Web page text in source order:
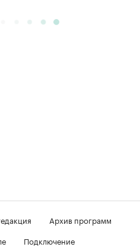
Архив программ
Подключение